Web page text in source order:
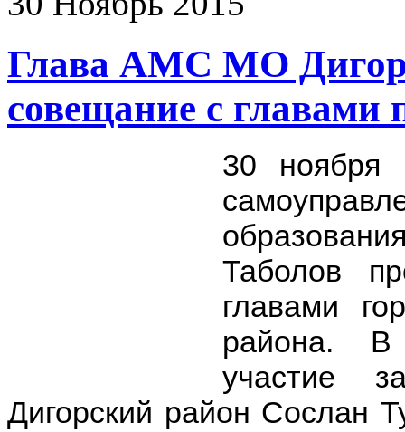
Глава АМС МО
совещание с главами
30 ноября
Таболов
главами
района. В
участие
Дигорский район Сослан